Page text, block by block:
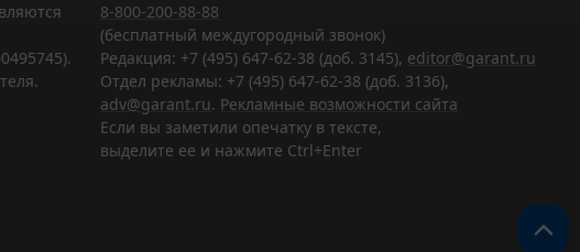
8-800-200-88-88
(бесплатный междугородный звонок)
Редакция: +7 (495) 647-62-38 (доб. 3145), editor@garant.ru
Отдел рекламы: +7 (495) 647-62-38 (доб. 3136),
adv@garant.ru. Рекламные возможности сайта
Если вы заметили опечатку в тексте,
выделите ее и нажмите Ctrl+Enter